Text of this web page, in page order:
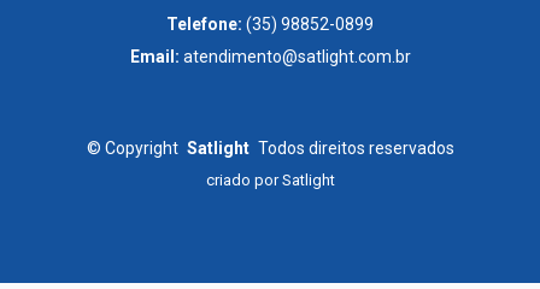
Telefone: (35) 98852-0899
Email: atendimento@satlight.com.br
© Copyright Satlight Todos direitos reservados
criado porSatlight